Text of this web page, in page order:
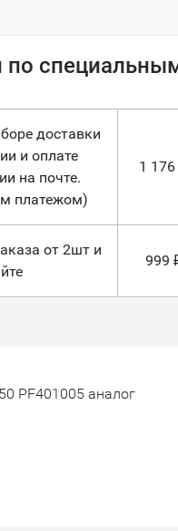
по
доставки
и оплате
на почте.
платежом)
1 176
от 2шт и
999
PF401005 аналог